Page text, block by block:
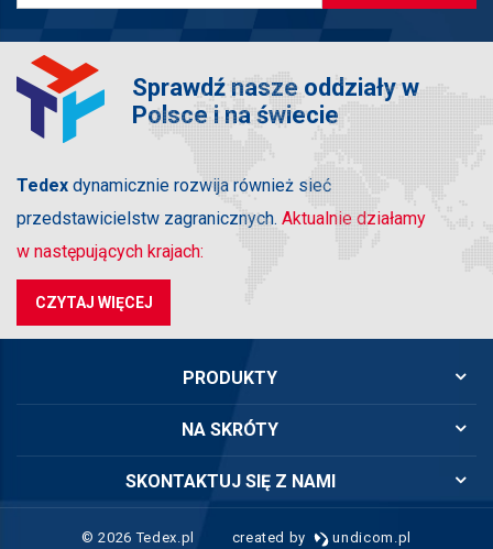
Sprawdź nasze oddziały w
Polsce i na świecie
Tedex dynamicznie rozwija również sieć
przedstawicielstw zagranicznych. Aktualnie działamy
w następujących krajach:
CZYTAJ WIĘCEJ
PRODUKTY
NA SKRÓTY
SKONTAKTUJ SIĘ Z NAMI
© 2026 Tedex.pl created by undicom.pl